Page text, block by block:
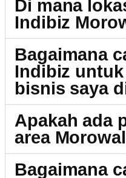
Di mana
Indibiz
Bagaimana
Indibiz
bisnis saya
Apakah ada
area
Bagaimana